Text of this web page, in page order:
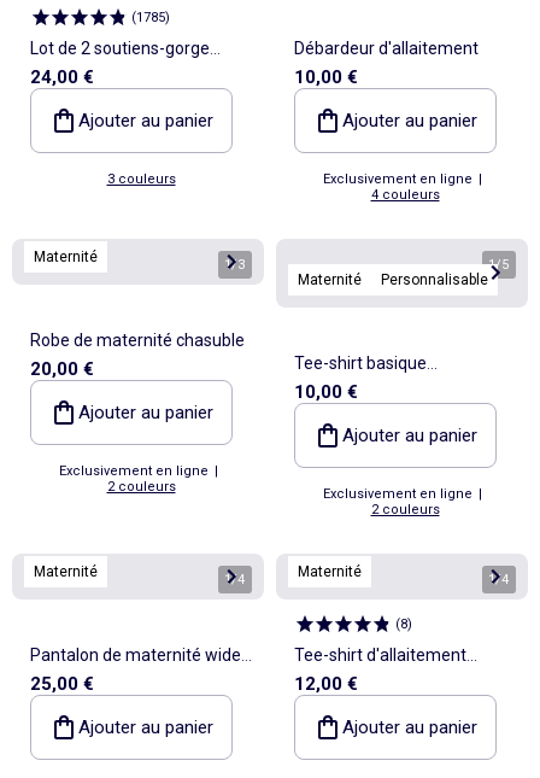
(1785)
Lot de 2 soutiens-gorge
d'allaitement
24,00 €
Ajouter au panier
3 couleurs
Débardeur d'allaitement
10,00 €
Ajouter au panier
Exclusivement en ligne |
4 couleurs
Maternité 1/3
Robe de maternité chasuble
20,00 €
Ajouter au panier
Exclusivement en ligne |
2 couleurs
Maternité Personnalisable
1/5
Tee-shirt basique
d'allaitement manches
courtes
10,00 €
Ajouter au panier
Exclusivement en ligne |
2 couleurs
Maternité 1/4
Pantalon de maternité wide
leg
25,00 €
Ajouter au panier
Maternité 1/4
(8)
Tee-shirt d'allaitement
imprimé
12,00 €
Ajouter au panier